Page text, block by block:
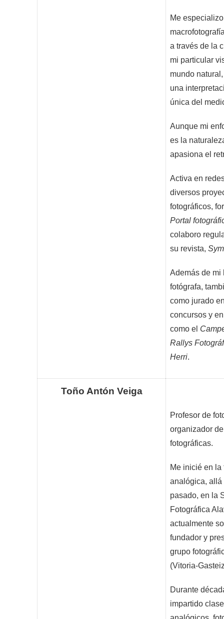
Me
a través de la
mi particular
mundo
una
única del
Aunque mi
es la
apasiona el
Activa en
diversos
fotográficos,
Portal
colaboro
su revista,
Además de mi
fotógrafa,
como jurado
concursos y
como el
Rallys
Herri.
Toño Antón Veiga
Profesor de
organizador
fotográficas.
Me inicié en la
analógica, allá
pasado, en la
Fotográfica
actualmente
fundador y
grupo
(Vitoria-
Durante
impartido